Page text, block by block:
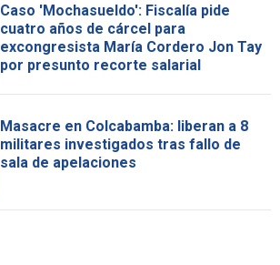
Caso 'Mochasueldo': Fiscalía pide
cuatro años de cárcel para
excongresista María Cordero Jon Tay
por presunto recorte salarial
Masacre en Colcabamba: liberan a 8
militares investigados tras fallo de
sala de apelaciones